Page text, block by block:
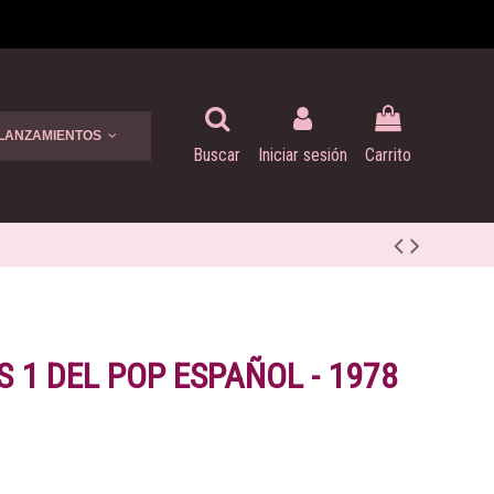
Buscar Iniciar sesión Carrito
1 DEL POP ESPAÑOL - 1978